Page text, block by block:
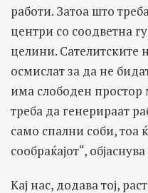
работи. Затоа што
центри со соодветна
целини. Сателитските
осмислат за да не
има слободен простор
треба да генерираат
само спални соби, тоа
сообраќајот“,
Кај нас, додава тој,